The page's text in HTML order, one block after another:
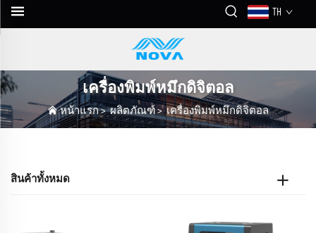
TH
เครื่องพิมพ์หมึกดิจิตอล
หน้าแรก>ผลิตภัณฑ์ >เครื่องพิมพ์หมึกดิจิตอล
สินค้าทั้งหมด